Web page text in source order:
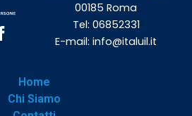
00185 Roma
Tel: 06852331
E-mail: info@italuil.it
Home
Chi Siamo